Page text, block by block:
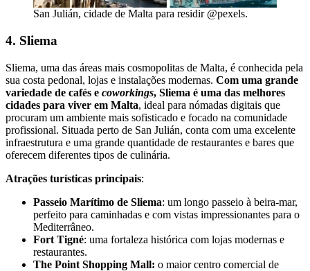
San Julián, cidade de Malta para residir @pexels.
4. Sliema
Sliema, uma das áreas mais cosmopolitas de Malta, é conhecida pela
sua costa pedonal, lojas e instalações modernas. Com uma grande
variedade de cafés e coworkings, Sliema é uma das melhores
cidades para viver em Malta, ideal para nómadas digitais que
procuram um ambiente mais sofisticado e focado na comunidade
profissional. Situada perto de San Julián, conta com uma excelente
infraestrutura e uma grande quantidade de restaurantes e bares que
oferecem diferentes tipos de culinária.
Atrações turísticas principais:
Passeio Marítimo de Sliema: um longo passeio à beira-mar,
perfeito para caminhadas e com vistas impressionantes para o
Mediterrâneo.
Fort Tigné: uma fortaleza histórica com lojas modernas e
restaurantes.
The Point Shopping Mall: o maior centro comercial de